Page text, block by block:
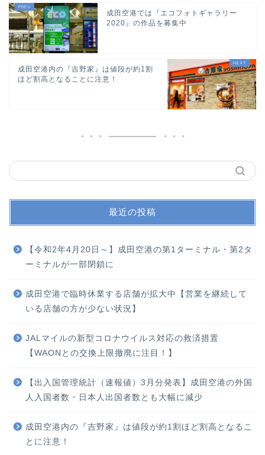
成田空港では『エコフォトギャラリー
2020』の作品を募集中
成田空港内の『吉野家』は値段が約1割
ほど割高となることに注意！
最近の投稿
【令和2年4月20日～】成田空港の第1ターミナル・第2タ
ーミナルが一部閉鎖に
成田空港で臨時休業する店舗が拡大中【営業を継続して
いる店舗の方が少ない状況】
JALマイルの新型コロナウイルス対応の救済措置
【WAONとの交換上限撤廃に注目！】
【出入国管理統計（速報値）3月分発表】成田空港の外国
人入国者数・日本人出国者数とも大幅に減少
成田空港内の『吉野家』は値段が約1割ほど割高となるこ
とに注意！